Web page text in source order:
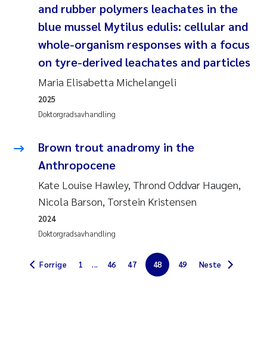
Peter Stig Hansen
Ana Catarina Almeida
Adam David Lillicrap
Debhasish Bhakta
Jarle Håvardstun
James Edward Sample
Øyvind Tangen Ødegaard
and rubber polymers leachates in the
blue mussel Mytilus edulis: cellular and
whole-organism responses with a focus
on tyre-derived leachates and particles
Maria Elisabetta Michelangeli
Doktorgradsavhandling
2025
Brown trout anadromy in the
Anthropocene
Kate Louise Hawley, Thrond Oddvar Haugen,
Nicola Barson, Torstein Kristensen
Doktorgradsavhandling
2024
Forrige 1 ... 46 47 48 49 Neste